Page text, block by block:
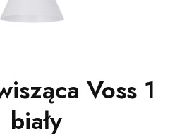
Voss 1
biały